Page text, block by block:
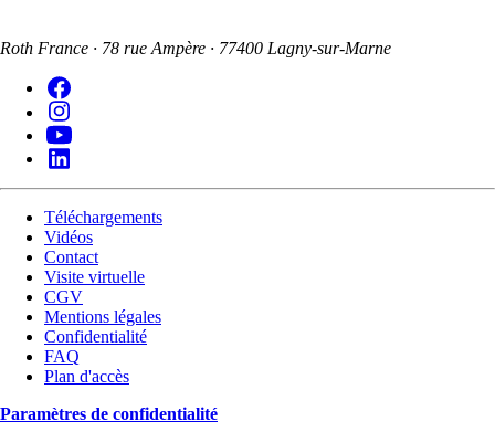
Roth France · 78 rue Ampère · 77400 Lagny-sur-Marne
Téléchargements
Vidéos
Contact
Visite virtuelle
CGV
Mentions légales
Confidentialité
FAQ
Plan d'accès
Paramètres de confidentialité